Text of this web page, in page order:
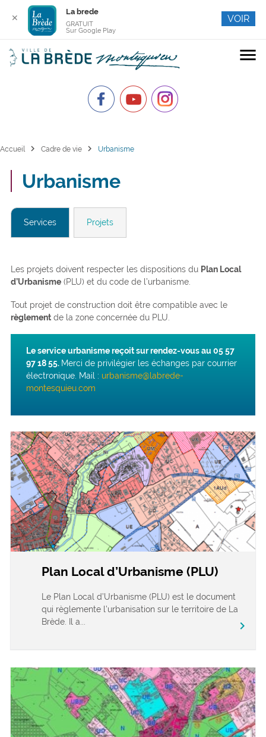
menu
Accueil chevron_right Cadre de vie chevron_right Urbanisme
Urbanisme
Services Projets
Les projets doivent respecter les dispositions du Plan Local
d’Urbanisme(PLU) et du code de l’urbanisme.
Tout projet de construction doit être compatible avec le
règlementde la zone concernée du PLU.
Le service urbanisme reçoit sur rendez-vous au 05 57
97 18 55. Merci de privilégier les échanges par courrier
électronique. Mail : urbanisme@labrede-
montesquieu.com
Plan Local d’Urbanisme (PLU)
Le Plan Local d’Urbanisme (PLU) est le document
qui règlemente l’urbanisation sur le territoire de La
Brède. Il a...
chevron_right
✕
La brede
GRATUIT
Sur Google Play
VOIR